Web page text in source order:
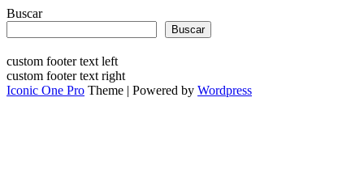
Buscar
Buscar
custom footer text left
custom footer text right
Iconic One Pro Theme | Powered by Wordpress